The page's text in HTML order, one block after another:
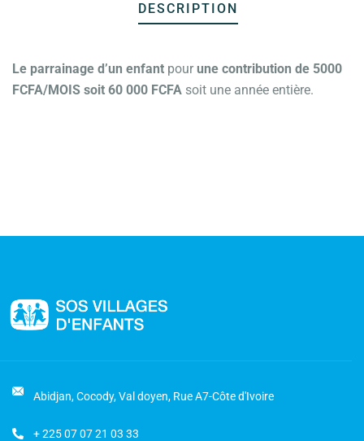
DESCRIPTION
Le parrainage d’un enfant pour une contribution de 5000
FCFA/MOIS soit 60 000 FCFA soit une année entière.
Abidjan, Cocody, Val doyen, Rue A7-Côte d'Ivoire
+ 225 07 07 21 03 33